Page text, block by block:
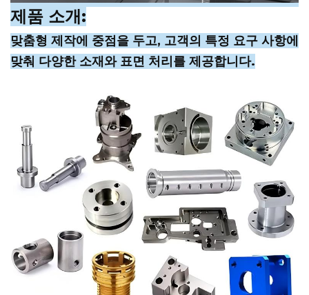
제품 소개:
맞춤형 제작에 중점을 두고, 고객의 특정 요구 사항에
맞춰 다양한 소재와 표면 처리를 제공합니다.